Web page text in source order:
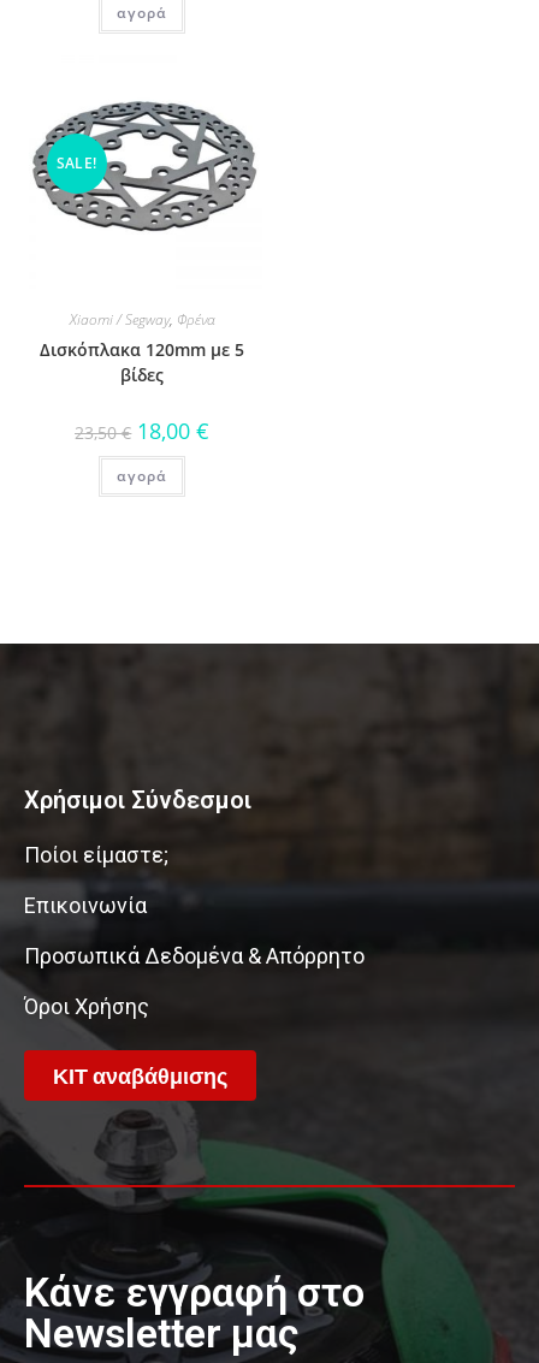
αγορά
SALE!
Xiaomi / Segway, Φρένα
Δισκόπλακα 120mm με 5
βίδες
23,50€ 18,00€
αγορά
Χρήσιμοι Σύνδεσμοι
Ποίοι είμαστε;
Επικοινωνία
Προσωπικά Δεδομένα & Απόρρητο
Όροι Χρήσης
ΚΙΤ αναβάθμισης
Κάνε εγγραφή στο
Newsletter μας